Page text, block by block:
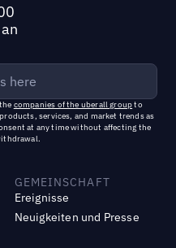
companies of the uberall groupto
services, and market trends as
at any time without affecting the
GEMEINSCHAFT
Ereignisse
Neuigkeiten und Presse